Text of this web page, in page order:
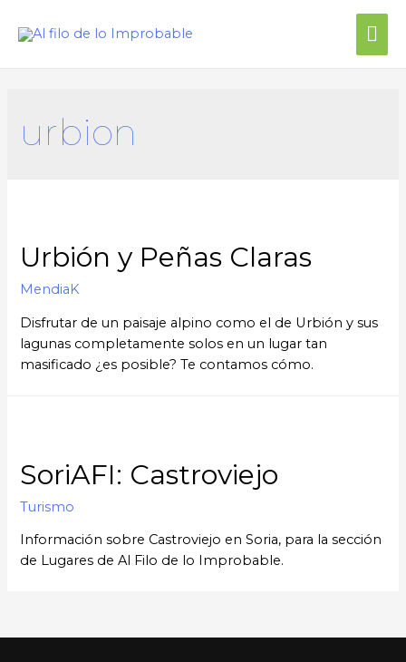
urbion
Urbión y Peñas Claras
MendiaK
Disfrutar de un paisaje alpino como el de Urbión y sus
lagunas completamente solos en un lugar tan
masificado ¿es posible? Te contamos cómo.
SoriAFI: Castroviejo
Turismo
Información sobre Castroviejo en Soria, para la sección
de Lugares de Al Filo de lo Improbable.